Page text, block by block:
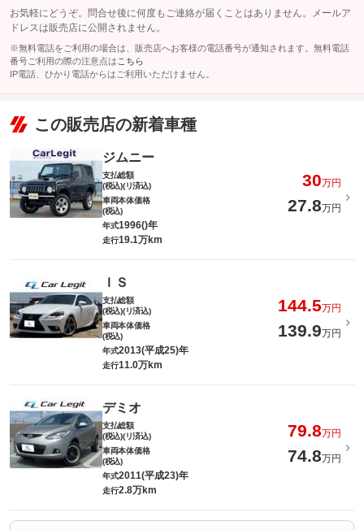
お気軽にどうぞ。問合せ後に何度もご連絡が届くことはありません。メールア
ドレスは販売店に公開されません。
※無料電話をご利用の場合は、販売店へお客様の電話番号が通知されます。無料電話
番号ご利用の際の注意点は こちら
IP電話、ひかり電話からはご利用いただけません。
この販売店の新着車種
ジムニー
支払総額
(税込)(リ済込)
30万円
車両本体価格
(税込)
27.8万円
年式1996()年
走行19.1万km
ＩＳ
支払総額
(税込)(リ済込)
144.5万円
車両本体価格
(税込)
139.9万円
年式2013(平成25)年
走行11.0万km
デミオ
支払総額
(税込)(リ済込)
79.8万円
車両本体価格
(税込)
74.8万円
年式2011(平成23)年
走行2.8万km